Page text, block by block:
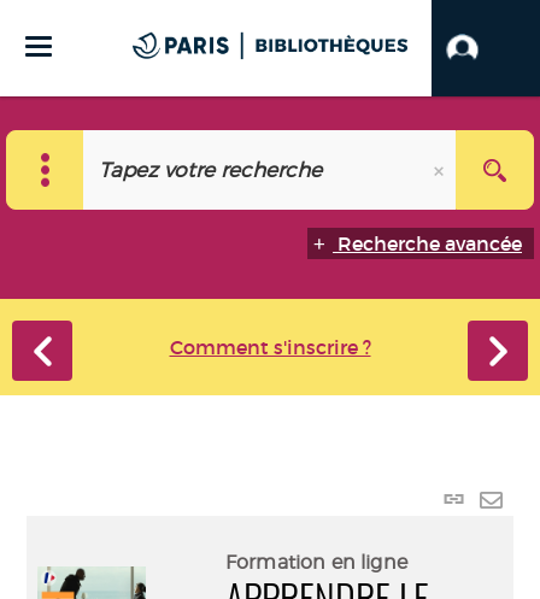
Recherche avancée
Comment s'inscrire ?
Lien
Formation en ligne